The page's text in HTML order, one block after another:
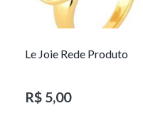
Le Joie Rede Produto
R$5,00